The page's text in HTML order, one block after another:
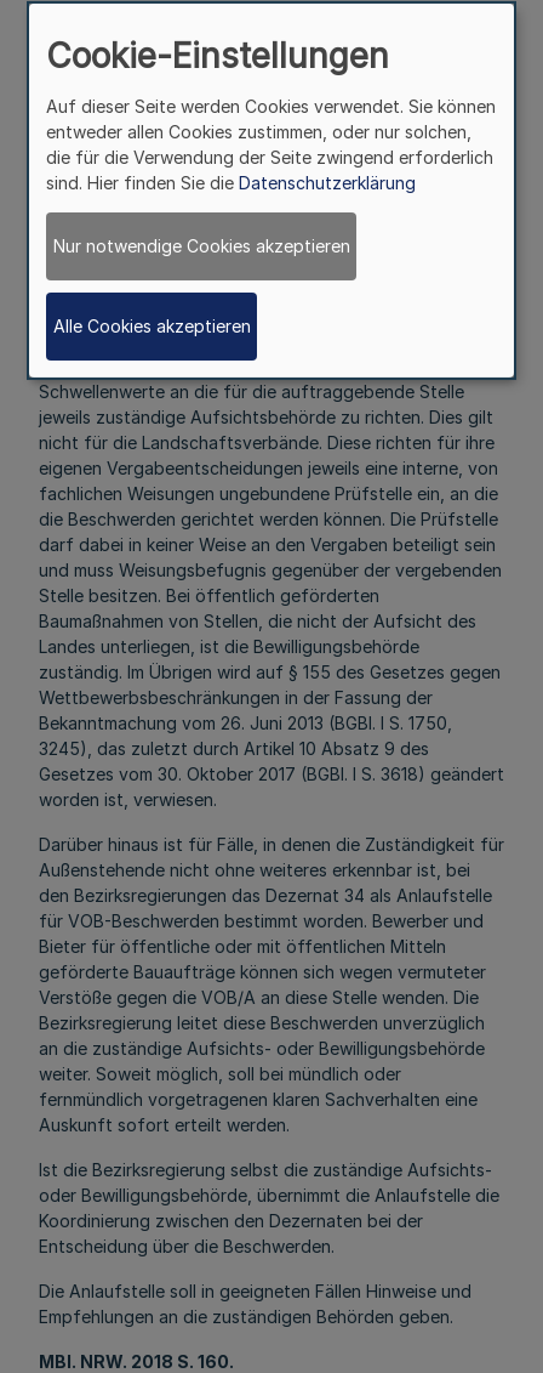
Gemeinsamer Runderlass des Ministeriums für Heimat,
Kommunales, Bau und Gleichstellung,
- 304 - 48.07.02/06 - 217/18 -
des Ministeriums für Wirtschaft, Innovation,
Digitalisierung und Energie
VOB/A-Beschwerden gegen öffentliche Auftraggeber,
die der Fach- oder Rechtsaufsicht des Landes
unterstehen, sind bei Aufträgen unterhalb der EU-
Schwellenwerte an die für die auftraggebende Stelle
jeweils zuständige Aufsichtsbehörde zu richten. Dies gilt
nicht für die Landschaftsverbände. Diese richten für ihre
eigenen Vergabeentscheidungen jeweils eine interne, von
fachlichen Weisungen ungebundene Prüfstelle ein, an die
die Beschwerden gerichtet werden können. Die Prüfstelle
darf dabei in keiner Weise an den Vergaben beteiligt sein
und muss Weisungsbefugnis gegenüber der vergebenden
Stelle besitzen. Bei öffentlich geförderten
Baumaßnahmen von Stellen, die nicht der Aufsicht des
Landes unterliegen, ist die Bewilligungsbehörde
zuständig. Im Übrigen wird auf § 155 des Gesetzes gegen
Wettbewerbsbeschränkungen in der Fassung der
Bekanntmachung vom 26. Juni 2013 (BGBl. I S. 1750,
3245), das zuletzt durch Artikel 10 Absatz 9 des
Gesetzes vom 30. Oktober 2017 (BGBl. I S. 3618) geändert
worden ist, verwiesen.
Darüber hinaus ist für Fälle, in denen die Zuständigkeit für
Außenstehende nicht ohne weiteres erkennbar ist, bei
den Bezirksregierungen das Dezernat 34 als Anlaufstelle
für VOB-Beschwerden bestimmt worden. Bewerber und
Bieter für öffentliche oder mit öffentlichen Mitteln
geförderte Bauaufträge können sich wegen vermuteter
Verstöße gegen die VOB/A an diese Stelle wenden. Die
Bezirksregierung leitet diese Beschwerden unverzüglich
an die zuständige Aufsichts- oder Bewilligungsbehörde
weiter. Soweit möglich, soll bei mündlich oder
fernmündlich vorgetragenen klaren Sachverhalten eine
Auskunft sofort erteilt werden.
Ist die Bezirksregierung selbst die zuständige Aufsichts-
oder Bewilligungsbehörde, übernimmt die Anlaufstelle die
Koordinierung zwischen den Dezernaten bei der
Entscheidung über die Beschwerden.
Die Anlaufstelle soll in geeigneten Fällen Hinweise und
Empfehlungen an die zuständigen Behörden geben.
MBl. NRW. 2018 S. 160.
Cookie-Einstellungen
Auf dieser Seite werden Cookies verwendet. Sie können
entweder allen Cookies zustimmen, oder nur solchen,
die für die Verwendung der Seite zwingend erforderlich
sind. Hier finden Sie die Datenschutzerklärung
Nur notwendige Cookies akzeptieren
Alle Cookies akzeptieren